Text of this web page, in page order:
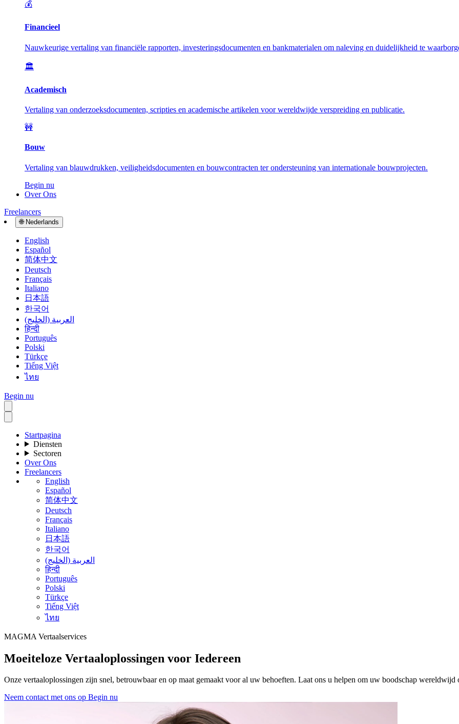
💰
Financieel
Nauwkeurige vertaling van financiële rapporten, investeringsdocumenten en bankmaterialen om naleving en duidelijkheid te
🏛️
Academisch
Vertaling van onderzoeksdocumenten, scripties en academische artikelen voor wereldwijde verspreiding en publicatie.
🚧
Bouw
Vertaling van blauwdrukken, veiligheidsdocumenten en bouwcontracten ter ondersteuning van internationale bouwprojecten.
Begin nu
Over Ons
Freelancers
🌐 Nederlands
English
Español
简体中文
Deutsch
Français
Italiano
日本語
한국어
العربية (الخليج)
हिन्दी
Português
Polski
Türkçe
Tiếng Việt
ไทย
Begin nu
Startpagina
Diensten
Sectoren
Over Ons
Freelancers
English
Español
简体中文
Deutsch
Français
Italiano
日本語
한국어
العربية (الخليج)
हिन्दी
Português
Polski
Türkçe
Tiếng Việt
ไทย
MAGMA Vertaalservices
Moeiteloze Vertaaloplossingen voor Iedereen
Onze vertaaloplossingen zijn snel, betrouwbaar en op maat gemaakt voor al uw behoeften. Laat ons u helpen om uw boodschap wereldwijd
Neem contact met ons op Begin nu